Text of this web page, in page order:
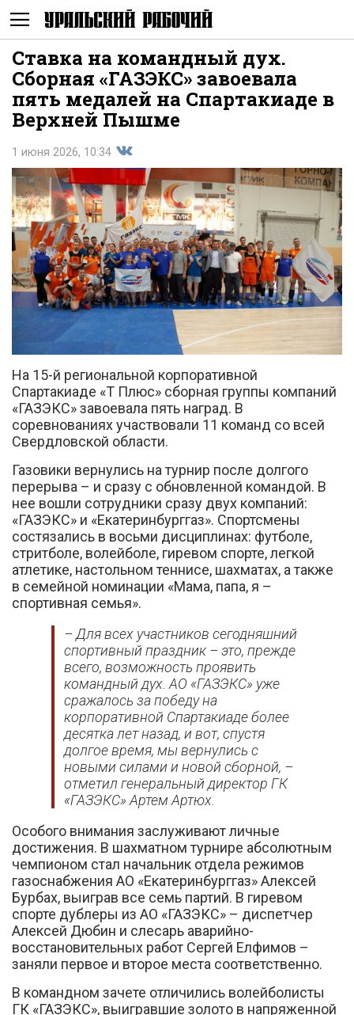
Не
показывать
Ставка на командный дух.
Сборная «ГАЗЭКС» завоевала
пять медалей на Спартакиаде в
Верхней Пышме
1 июня 2026, 10:34
Поделиться
Вконтакте
На 15-й региональной корпоративной
Спартакиаде «Т Плюс» сборная группы компаний
«ГАЗЭКС» завоевала пять наград. В
соревнованиях участвовали 11 команд со всей
Свердловской области.
Газовики вернулись на турнир после долгого
перерыва – и сразу с обновленной командой. В
нее вошли сотрудники сразу двух компаний:
«ГАЗЭКС» и «Екатеринбурггаз». Спортсмены
состязались в восьми дисциплинах: футболе,
стритболе, волейболе, гиревом спорте, легкой
атлетике, настольном теннисе, шахматах, а также
в семейной номинации «Мама, папа, я –
спортивная семья».
– Для всех участников сегодняшний
спортивный праздник – это, прежде
всего, возможность проявить
командный дух. АО «ГАЗЭКС» уже
сражалось за победу на
корпоративной Спартакиаде более
десятка лет назад, и вот, спустя
долгое время, мы вернулись с
новыми силами и новой сборной, –
отметил генеральный директор ГК
«ГАЗЭКС» Артем Артюх.
Особого внимания заслуживают личные
достижения. В шахматном турнире абсолютным
чемпионом стал начальник отдела режимов
газоснабжения АО «Екатеринбурггаз» Алексей
Бурбах, выиграв все семь партий. В гиревом
спорте дублеры из АО «ГАЗЭКС» – диспетчер
Алексей Дюбин и слесарь аварийно-
восстановительных работ Сергей Елфимов –
заняли первое и второе места соответственно.
В командном зачете отличились волейболисты
ГК «ГАЗЭКС», выигравшие золото в напряженной